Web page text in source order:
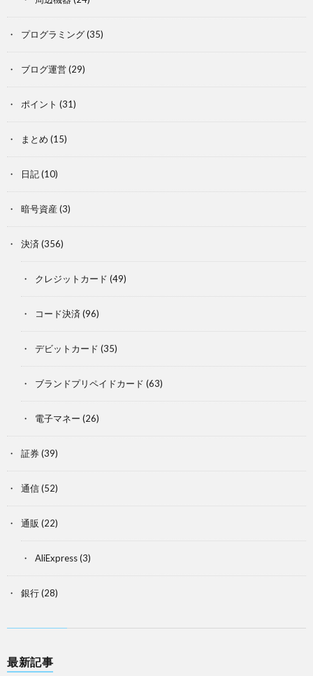
プログラミング(35)
ブログ運営(29)
ポイント (31)
まとめ (15)
日記(10)
暗号資産 (3)
決済 (356)
クレジットカード (49)
コード決済 (96)
デビットカード (35)
ブランドプリペイドカード (63)
電子マネー (26)
証券(39)
通信(52)
通販 (22)
AliExpress(3)
銀行(28)
最新記事